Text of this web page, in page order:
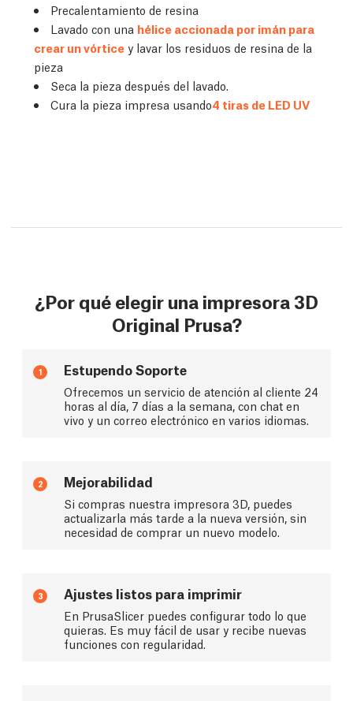
Precalentamiento de resina
Lavado con una hélice accionada por imán para
crear un vórtice y lavar los residuos de resina de la
pieza
Seca la pieza después del lavado.
Cura la pieza impresa usando4 tiras de LED UV
¿Por qué elegir una impresora 3D
Original Prusa?
1 Estupendo Soporte
Ofrecemos un servicio de atención al cliente 24
horas al día, 7 días a la semana, con chat en
vivo y un correo electrónico en varios idiomas.
2 Mejorabilidad
Si compras nuestra impresora 3D, puedes
actualizarla más tarde a la nueva versión, sin
necesidad de comprar un nuevo modelo.
3 Ajustes listos para imprimir
En PrusaSlicer puedes configurar todo lo que
quieras. Es muy fácil de usar y recibe nuevas
funciones con regularidad.